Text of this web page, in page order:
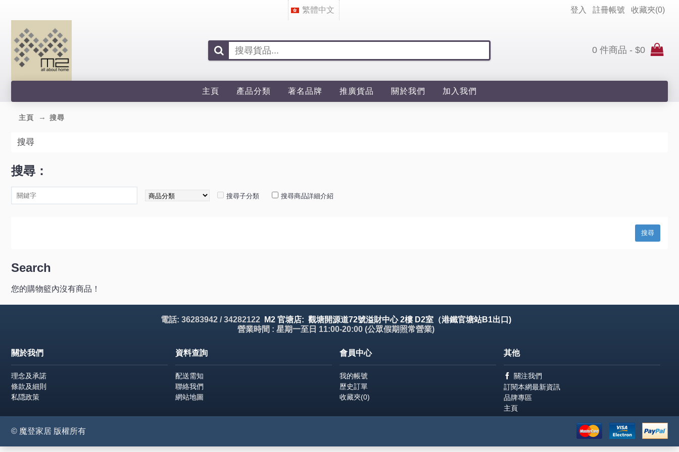
繁體中文 登入 註冊帳號 收藏夾(0)
0 件商品 - $0
主頁 產品分類 著名品牌 推廣貨品 關於我們 加入我們
主頁 搜尋
搜尋
搜尋：
搜尋子分類 搜尋商品詳細介紹
Search
您的購物籃內沒有商品！
電話: 36283942 / 34282122
M2 官塘店: 觀塘開源道72號溢財中心 2樓 D2室（港鐵官塘站B1出口)
營業時間 : 星期一至日 11:00-20:00 (公眾假期照常營業)
關於我們
理念及承諾
條款及細則
私隠政策
資料查詢
配送需知
聯絡我們
網站地圖
會員中心
我的帳號
歷史訂單
收藏夾(0)
其他
關注我們
訂閱本網最新資訊
品牌專區
主頁
© 魔登家居 版權所有